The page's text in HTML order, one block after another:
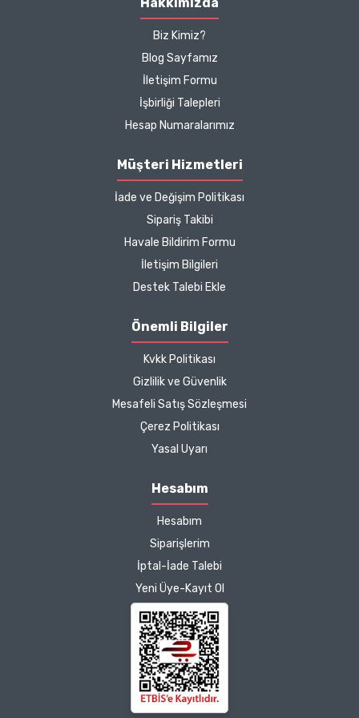
Hakkımızda
Biz Kimiz?
Blog Sayfamız
İletişim Formu
İşbirliği Talepleri
Hesap Numaralarımız
Müşteri Hizmetleri
İade ve Değişim Politikası
Sipariş Takibi
Havale Bildirim Formu
İletişim Bilgileri
Destek Talebi Ekle
Önemli Bilgiler
Kvkk Politikası
Gizlilik ve Güvenlik
Mesafeli Satış Sözleşmesi
Çerez Politikası
Yasal Uyarı
Hesabım
Hesabım
Siparişlerim
İptal-İade Talebi
Yeni Üye-Kayıt Ol